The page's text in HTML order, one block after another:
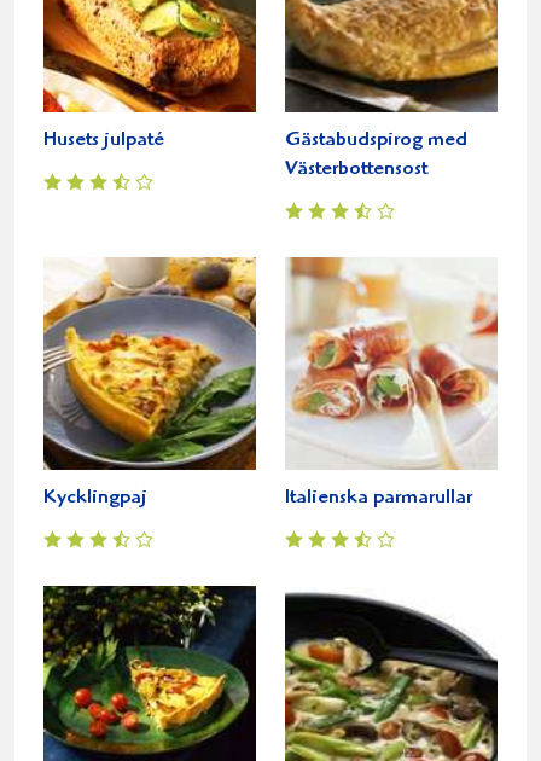
Husets julpaté
Gästabudspirog med
Västerbottensost
Kycklingpaj Italienska parmarullar